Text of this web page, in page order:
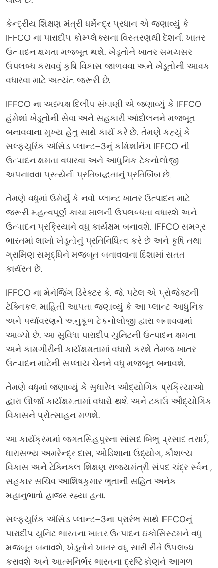
કેન્દ્રીય શિક્ષણ મંત્રી ધર્મેન્દ્ર પ્રધાન એ જણાવ્યું કે
IFFCO ના પારાદીપ કોમ્પ્લેક્સના વિસ્તરણથી દેશની ખાતર
ઉત્પાદન ક્ષમતા મજબૂત થશે. ખેડૂતોને ખાતર સમયસર
ઉપલબ્ધ કરાવવું કૃષિ વિકાસ જાળવવા અને ખેડૂતોની આવક
વધારવા માટે અત્યંત જરૂરી છે.
IFFCO ના અધ્યક્ષ દિલીપ સંઘાણી એ જણાવ્યું કે IFFCO
હંમેશાં ખેડૂતોની સેવા અને સહકારી આંદોલનને મજબૂત
બનાવવાના મુખ્ય હેતુ સાથે કાર્ય કરે છે. તેમણે કહ્યું કે
સલ્ફ્યુરિક એસિડ પ્લાન્ટ–3નું કમિશનિંગ IFFCO ની
ઉત્પાદન ક્ષમતા વધારવા અને આધુનિક ટેકનોલોજી
અપનાવવા પ્રત્યેની પ્રતિબદ્ધતાનું પ્રતિબિંબ છે.
તેમણે વધુમાં ઉમેર્યું કે નવો પ્લાન્ટ ખાતર ઉત્પાદન માટે
જરૂરી મહત્વપૂર્ણ કાચા માલની ઉપલબ્ધતા વધારશે અને
ઉત્પાદન પ્રક્રિયાને વધુ કાર્યક્ષમ બનાવશે. IFFCO સમગ્ર
ભારતમાં લાખો ખેડૂતોનું પ્રતિનિધિત્વ કરે છે અને કૃષિ તથા
ગ્રામિણ સમૃદ્ધિને મજબૂત બનાવવાના દિશામાં સતત
કાર્યરત છે.
IFFCO ના મેનેજિંગ ડિરેક્ટર કે. જે. પટેલ એ પ્રોજેક્ટની
ટેક્નિકલ માહિતી આપતા જણાવ્યું કે આ પ્લાન્ટ આધુનિક
અને પર્યાવરણને અનુકૂળ ટેકનોલોજી દ્વારા બનાવવામાં
આવ્યો છે. આ સુવિધા પારાદીપ યુનિટની ઉત્પાદન ક્ષમતા
અને કામગીરીની કાર્યક્ષમતામાં વધારો કરશે તેમજ ખાતર
ઉત્પાદન માટેની સપ્લાય ચેનને વધુ મજબૂત બનાવશે.
તેમણે વધુમાં જણાવ્યું કે સુધારેલ ઔદ્યોગિક પ્રક્રિયાઓ
દ્વારા ઊર્જા કાર્યક્ષમતામાં વધારો થશે અને ટકાઉ ઔદ્યોગિક
વિકાસને પ્રોત્સાહન મળશે.
આ કાર્યક્રમમાં જગતસિંહપુરના સાંસદ બિભુ પ્રસાદ તરાઈ,
ધારાસભ્ય અમરેન્દ્ર દાસ, ઓડિશાના ઉદ્યોગ, કૌશલ્ય
વિકાસ અને ટેક્નિકલ શિક્ષણ રાજ્યમંત્રી સંપદ ચંદ્ર સ્વૈન ,
સહકાર સચિવ આશિષકુમાર ભુતાની સહિત અનેક
મહાનુભાવો હાજર રહ્યા હતા.
સલ્ફ્યુરિક એસિડ પ્લાન્ટ–3ના પ્રારંભ સાથે IFFCOનું
પારાદીપ યુનિટ ભારતના ખાતર ઉત્પાદન ઇકોસિસ્ટમને વધુ
મજબૂત બનાવશે, ખેડૂતોને ખાતર વધુ સારી રીતે ઉપલબ્ધ
કરાવશે અને આત્મનિર્ભર ભારતના દ્રષ્ટિકોણને આગળ